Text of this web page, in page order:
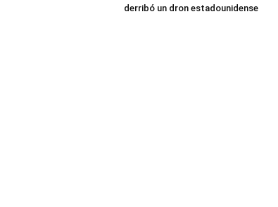
derribó un dron estadounidense